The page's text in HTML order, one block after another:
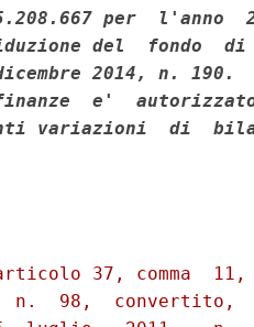
per  l'anno
del  fondo
2014, n. 190.
e'
variazioni  di